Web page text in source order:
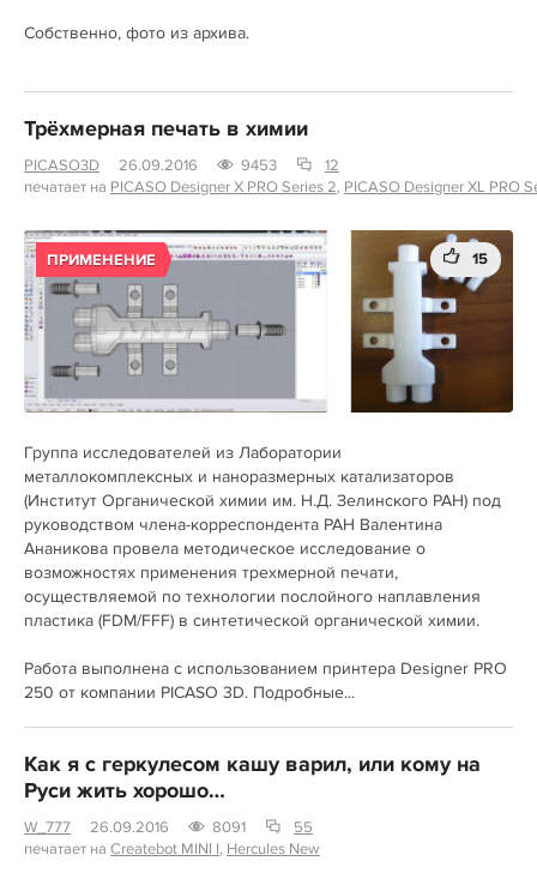
Собственно, фото из архива.
Трёхмерная печать в химии
PICASO3D 26.09.2016 9453
12
печатает на PICASO Designer X PRO Series 2, PICASO Designer XL PRO
ПРИМЕНЕНИЕ 15
Группа исследователей из Лаборатории
металлокомплексных и наноразмерных катализаторов
(Институт Органической химии им. Н.Д. Зелинского РАН) под
руководством члена-корреспондента РАН Валентина
Ананикова провела методическое исследование о
возможностях применения трехмерной печати,
осуществляемой по технологии послойного наплавления
пластика (FDM/FFF) в синтетической органической химии.
Работа выполнена с использованием принтера Designer PRO
250 от компании PICASO 3D. Подробные...
Как я с геркулесом кашу варил, или кому на
Руси жить хорошо…
W_777 26.09.2016 8091
55
печатает на Createbot MINI I, Hercules New